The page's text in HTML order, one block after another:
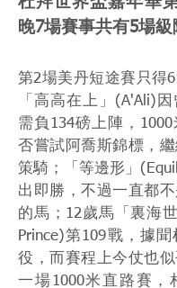
晚7場賽事共有5場級
第2場美丹短途賽只得
「高高在上」(A'Ali)
需負134磅上陣，
否嘗試阿喬斯錦標，
策騎；「等邊形」
出即勝，不過一直都
的馬；12歲馬「裏海
Prince)第109戰，據
役，而賽程上今仗也
一場1000米直路賽，